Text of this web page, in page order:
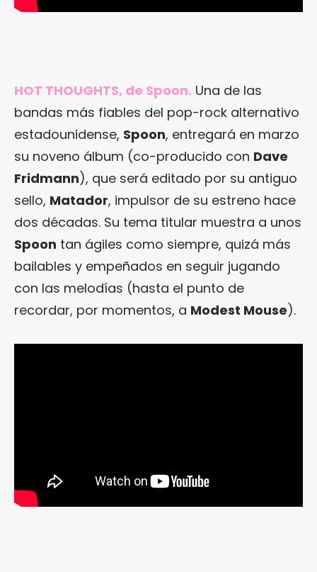
HOT THOUGHTS, de Spoon. Una de las
bandas más fiables del pop-rock alternativo
estadounidense, Spoon, entregará en marzo
su noveno álbum (co-producido con Dave
Fridmann), que será editado por su antiguo
sello, Matador, impulsor de su estreno hace
dos décadas. Su tema titular muestra a unos
Spoon tan ágiles como siempre, quizá más
bailables y empeñados en seguir jugando
con las melodías (hasta el punto de
recordar, por momentos, a Modest Mouse).